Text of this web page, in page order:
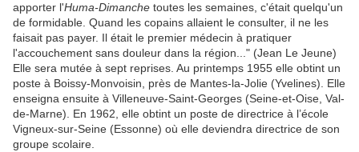
apporter l'Huma-Dimanche toutes les semaines, c'était quelqu'un
de formidable. Quand les copains allaient le consulter, il ne les
faisait pas payer. Il était le premier médecin à pratiquer
l'accouchement sans douleur dans la région..." (Jean Le Jeune)
Elle sera mutée à sept reprises. Au printemps 1955 elle obtint un
poste à Boissy-Monvoisin, près de Mantes-la-Jolie (Yvelines). Elle
enseigna ensuite à Villeneuve-Saint-Georges (Seine-et-Oise, Val-
de-Marne). En 1962, elle obtint un poste de directrice à l’école
Vigneux-sur-Seine (Essonne) où elle deviendra directrice de son
groupe scolaire.